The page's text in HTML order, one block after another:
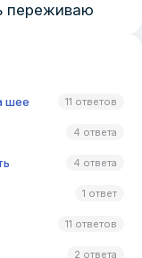
переживаю
шее 11 ответов
4 ответа
4 ответа
1 ответ
11 ответов
2 ответа